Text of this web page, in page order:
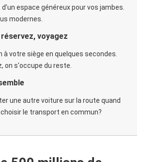
espace généreux pour vos jambes.
modernes.
voyagez
à votre siège en quelques secondes.
on s'occupe du reste.
une autre voiture sur la route quand
le transport en commun?